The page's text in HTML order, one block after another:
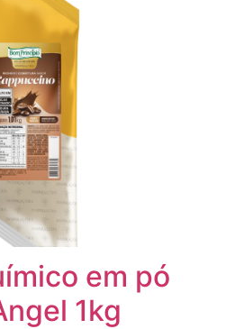
em pó
1kg